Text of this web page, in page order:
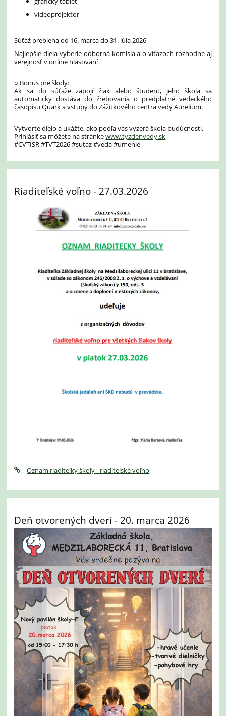
videoprojektor
Súťaž prebieha od 16. marca do 31. júla 2026
Najlepšie diela vyberie odborná komisia a o víťazoch rozhodne aj
verejnosť v online hlasovaní
○ Bonus pre školy:
Ak sa do súťaže zapojí žiak alebo študent, jeho škola sa
automaticky dostáva do žrebovania o predplatné vedeckého
časopisu Quark a vstupy do Zážitkového centra vedy Aurelium.
Vytvorte dielo a ukážte, ako podľa vás vyzerá škola budúcnosti.
Prihlásiť sa môžete na stránkewww.tyzdenvedy.sk
#CVTISR #TVT2026 #sutaz #veda #umenie
Riaditeľské voľno - 27.03.2026
Oznam riaditeľky školy - riaditeľské voľno
Deň otvorených dverí - 20. marca 2026